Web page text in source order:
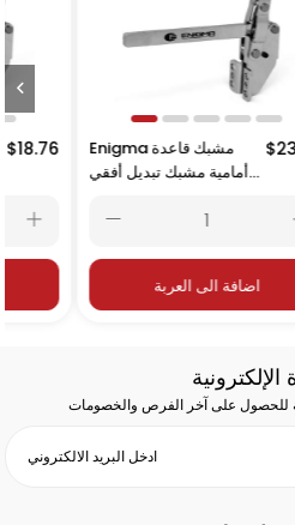
Enigma مشبك قاعدة
أمامية مشبك تبديل أفقي
$23.44
اضافة الى العربة